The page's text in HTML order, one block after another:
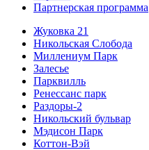
Партнерская программа
Жуковка 21
Никольская Слобода
Миллениум Парк
Залесье
Парквилль
Ренессанс парк
Раздоры-2
Никольский бульвар
Мэдисон Парк
Коттон-Вэй